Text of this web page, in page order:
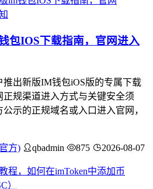
包IOS下载指南，官网进入
出新版IM钱包iOS版的专属下载
规渠道进入方式与关键安全须
示的正规域名或入口进入官网，
方) qbadmin 875 2026-08-07